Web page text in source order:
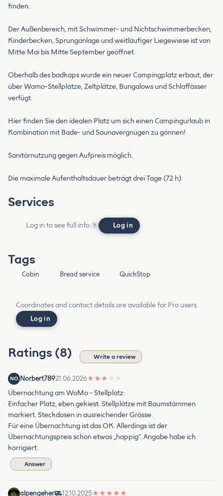
finden.
Der Außenbereich, mit Schwimmer- und Nichtschwimmerbecken,
Kinderbecken, Sprunganlage und weitläufiger Liegewiese ist von
Mitte Mai bis Mitte September geöffnet.
Oberhalb des badkaps wurde ein neuer Campingplatz erbaut, der
über Womo-Stellplätze, Zeltplätze, Bungalows und Schlaffässer
verfügt.
Hier finden Sie den idealen Platz um sich einen Campingurlaub in
Kombination mit Bade- und Saunavergnügen zu gönnen!
Sanitärnutzung gegen Aufpreis möglich.
Die maximale Aufenthaltsdauer beträgt drei Tage (72 h).
Services
Log in to see full info ? Log in
Tags
Cabin Bread service QuickStop
Coordinates and contact details are available for Pro users.
Log in
Ratings (8) Write a review
NO Norbert78921.06.2026★ ★ ★ ★ ★
Übernachtung am WoMo - Stellplatz:
Einfacher Platz, eben gekiest. Stellplätze mit Baumstämmen
markiert. Steckdosen in ausreichender Grösse.
Für eine Übernachtung ist das OK. Allerdings ist der
Übernachtungspreis schon etwas „happig“. Angabe habe ich
korrigiert.
Answer
alpengeher 12.10.2025★ ★ ★ ★ ★